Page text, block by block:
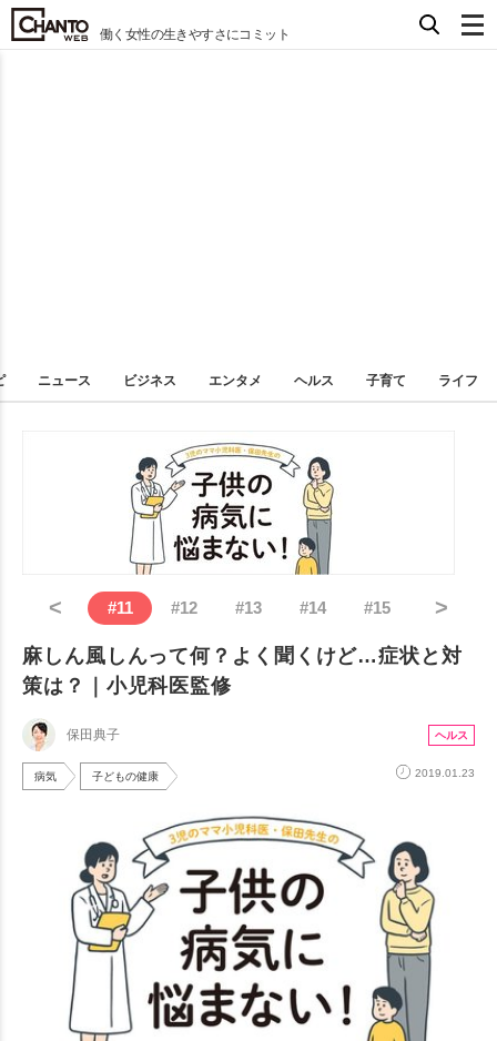
働く女性の生きやすさにコミット
ニュース ビジネス エンタメ ヘルス 子育て ライフ
< #11 #12 #13 #14 #15 >
麻しん風しんって何？よく聞くけど…症状と対
策は？｜小児科医監修
保田典子 ヘルス
病気 子どもの健康 2019.01.23